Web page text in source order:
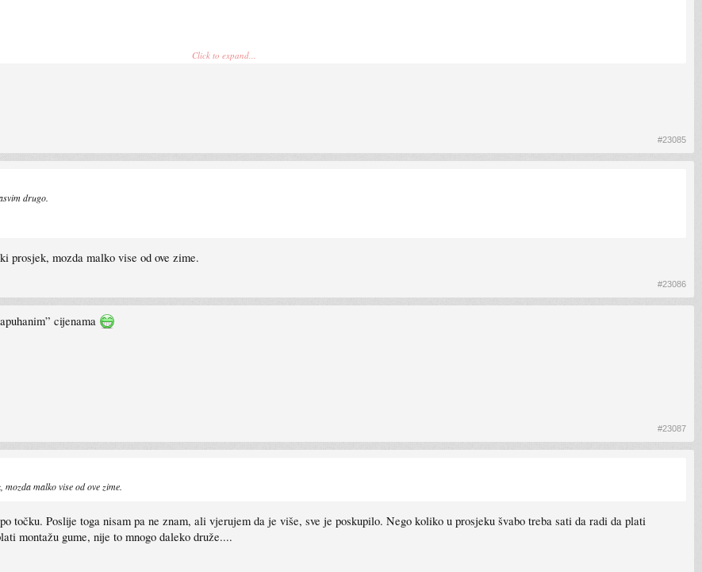
Click to expand...
#23085
drugo.
prosjek, mozda malko vise od ove zime.
#23086
cijenama
#23087
malko vise od ove zime.
točku. Poslije toga nisam pa ne znam, ali vjerujem da je više, sve je poskupilo. Nego koliko u prosjeku švabo treba sati da radi da plati
montažu gume, nije to mnogo daleko druže....